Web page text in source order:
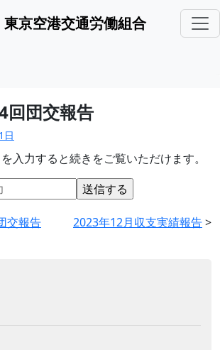
東京空港交通労働組合
団交報告
日
入力すると続きをご覧いただけます。
交報告 2023年12月収支実績報告>